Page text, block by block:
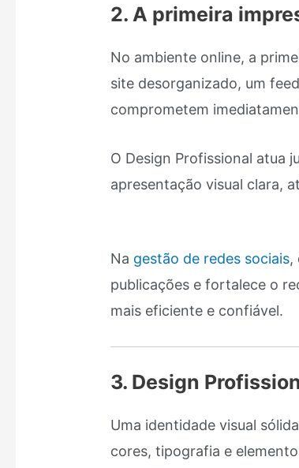
2. A primeira
No ambiente online, a
site desorganizado, um
comprometem
O Design Profissional atua
apresentação visual clara,
Na gestão de redes sociais,
publicações e fortalece o
mais eficiente e confiável.
3. Design
Uma identidade visual
cores, tipografia e